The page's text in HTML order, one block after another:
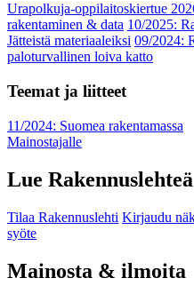
Urapolkuja-oppilaitoskiertue
rakentaminen & data 10/2025:
Jätteistä materiaaleiksi 09/2024:
paloturvallinen loiva katto
Teemat ja liitteet
11/2024: Suomea rakentamassa
Mainostajalle
Lue Rakennuslehteä
Tilaa Rakennuslehti Kirjaudu
syöte
Mainosta & ilmoita